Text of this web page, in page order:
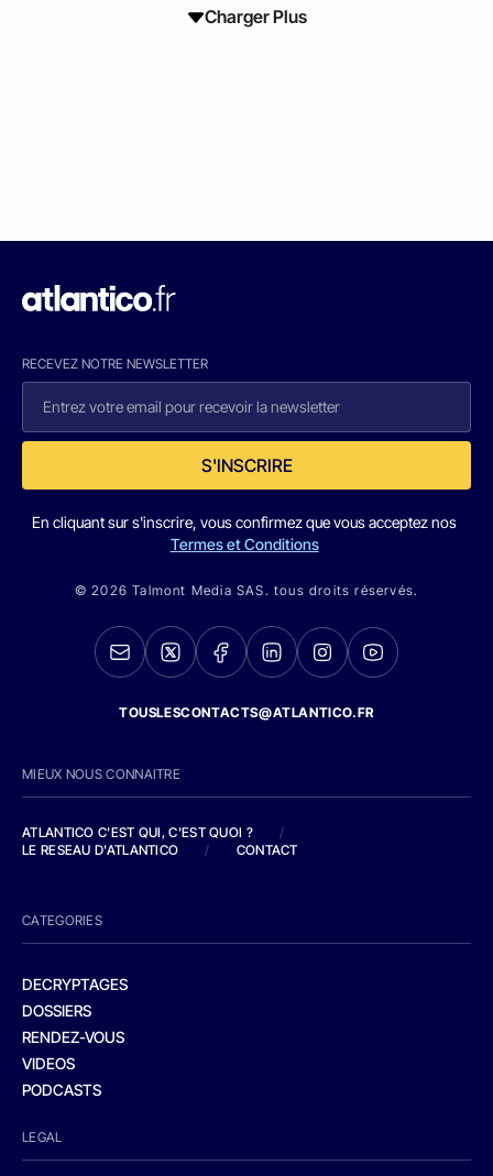
Charger Plus
RECEVEZ NOTRE NEWSLETTER
S'INSCRIRE
En cliquant sur s'inscrire, vous confirmez que vous acceptez nos
Termes et Conditions
© 2026 Talmont Media SAS. tous droits réservés.
TOUSLESCONTACTS@ATLANTICO.FR
MIEUX NOUS CONNAITRE
ATLANTICO C'EST QUI, C'EST QUOI ?
/
LE RESEAU D'ATLANTICO
/ CONTACT
CATEGORIES
DECRYPTAGES
DOSSIERS
RENDEZ-VOUS
VIDEOS
PODCASTS
LEGAL